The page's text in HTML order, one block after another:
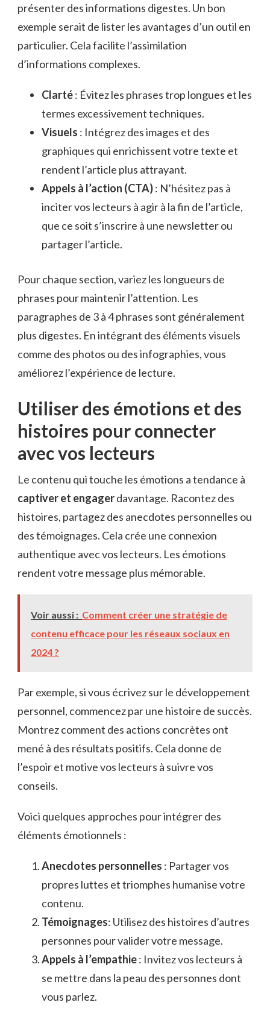
présenter des informations digestes. Un bon
exemple serait de lister les avantages d’un outil en
particulier. Cela facilite l’assimilation
d’informations complexes.
Clarté: Évitez les phrases trop longues et les
termes excessivement techniques.
Visuels : Intégrez des images et des
graphiques qui enrichissent votre texte et
rendent l’article plus attrayant.
Appels à l’action (CTA): N’hésitez pas à
inciter vos lecteurs à agir à la fin de l’article,
que ce soit s’inscrire à une newsletter ou
partager l’article.
Pour chaque section, variez les longueurs de
phrases pour maintenir l’attention. Les
paragraphes de 3 à 4 phrases sont généralement
plus digestes. En intégrant des éléments visuels
comme des photos ou des infographies, vous
améliorez l’expérience de lecture.
Utiliser des émotions et des
histoires pour connecter
avec vos lecteurs
Le contenu qui touche les émotions a tendance à
captiver et engagerdavantage. Racontez des
histoires, partagez des anecdotes personnelles ou
des témoignages. Cela crée une connexion
authentique avec vos lecteurs. Les émotions
rendent votre message plus mémorable.
Voir aussi : Comment créer une stratégie de
contenu efficace pour les réseaux sociaux en
2024 ?
Par exemple, si vous écrivez sur le développement
personnel, commencez par une histoire de succès.
Montrez comment des actions concrètes ont
mené à des résultats positifs. Cela donne de
l’espoir et motive vos lecteurs à suivre vos
conseils.
Voici quelques approches pour intégrer des
éléments émotionnels :
Anecdotes personnelles : Partager vos
propres luttes et triomphes humanise votre
contenu.
Témoignages: Utilisez des histoires d’autres
personnes pour valider votre message.
Appels à l’empathie: Invitez vos lecteurs à
se mettre dans la peau des personnes dont
vous parlez.